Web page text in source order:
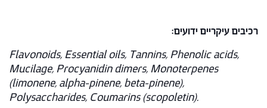
רכיבים עיקריים ידועים:
Flavonoids, Essential oils, Tannins, Phenolic acids,
Mucilage, Procyanidin dimers, Monoterpenes
(limonene, alpha-pinene, beta-pinene),
Polysaccharides, Coumarins (scopoletin).